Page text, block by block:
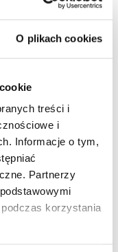
O plikach cookies
treści i
i
Informacje o tym,
Partnerzy
korzystania
oferty